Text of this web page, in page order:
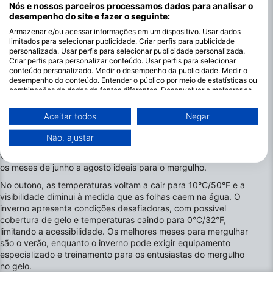
Os melhores meses para mergulhar no
Lago Carwitzer
O Lago Carwitzer oferece diversas condições de mergulho em
água sobem para 10°C/50°F, com visibilidade moderada
prejudicada pelos processos de degelo. À medida que o verão
se aproxima, as condições melhoram significativamente, com
as temperaturas da água chegando a 20°C/68°F e a
visibilidade atingindo o pico devido ao clima estável, tornando
os meses de junho a agosto ideais para o mergulho.
No outono, as temperaturas voltam a cair para 10°C/50°F e a
visibilidade diminui à medida que as folhas caem na água. O
inverno apresenta condições desafiadoras, com possível
cobertura de gelo e temperaturas caindo para 0°C/32°F,
limitando a acessibilidade. Os melhores meses para mergulhar
são o verão, enquanto o inverno pode exigir equipamento
especializado e treinamento para os entusiastas do mergulho
no gelo.
Nós e nossos parceiros processamos dados para analisar o
desempenho do site e fazer o seguinte:
Armazenar e/ou acessar informações em um dispositivo. Usar dados
limitados para selecionar publicidade. Criar perfis para publicidade
personalizada. Usar perfis para selecionar publicidade personalizada.
Criar perfis para personalizar conteúdo. Usar perfis para selecionar
conteúdo personalizado. Medir o desempenho da publicidade. Medir o
desempenho do conteúdo. Entender o público por meio de estatísticas ou
combinações de dados de fontes diferentes. Desenvolver e melhorar os
Você pode encontrar mais informações sobre o uso de dados pelo Google
aqui: https://business.safety.google/privacy/
Os dados podem ser partilhados fora da União Europeia e enviados para
este site/aplicativo.
Ver lista de parceiros (1 fornecedores IAB)
Utilizamos os seus dados para as seguintes finalidades:
Finalidades de processamento do IAB:
Armazenar e/ou acessar informações em um
dispositivo
Usar dados limitados para selecionar
Aceitar todos Negar
Não, ajustar